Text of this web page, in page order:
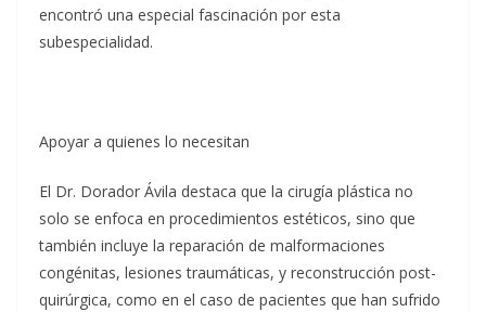
encontró una especial fascinación por esta
subespecialidad.
Apoyar a quienes lo necesitan
El Dr. Dorador Ávila destaca que la cirugía plástica no
solo se enfoca en procedimientos estéticos, sino que
también incluye la reparación de malformaciones
congénitas, lesiones traumáticas, y reconstrucción post-
quirúrgica, como en el caso de pacientes que han sufrido